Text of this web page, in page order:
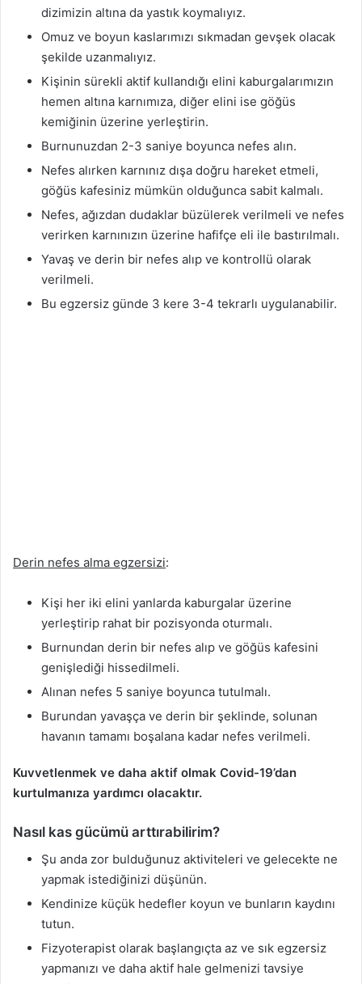
dizimizin altına da yastık koymalıyız.
Omuz ve boyun kaslarımızı sıkmadan gevşek olacak
şekilde uzanmalıyız.
Kişinin sürekli aktif kullandığı elini kaburgalarımızın
hemen altına karnımıza, diğer elini ise göğüs
kemiğinin üzerine yerleştirin.
Burnunuzdan 2-3 saniye boyunca nefes alın.
Nefes alırken karnınız dışa doğru hareket etmeli,
göğüs kafesiniz mümkün olduğunca sabit kalmalı.
Nefes, ağızdan dudaklar büzülerek verilmeli ve nefes
verirken karnınızın üzerine hafifçe eli ile bastırılmalı.
Yavaş ve derin bir nefes alıp ve kontrollü olarak
verilmeli.
Bu egzersiz günde 3 kere 3-4 tekrarlı uygulanabilir.
Derin nefes alma egzersizi:
Kişi her iki elini yanlarda kaburgalar üzerine
yerleştirip rahat bir pozisyonda oturmalı.
Burnundan derin bir nefes alıp ve göğüs kafesini
genişlediği hissedilmeli.
Alınan nefes 5 saniye boyunca tutulmalı.
Burundan yavaşça ve derin bir şeklinde, solunan
havanın tamamı boşalana kadar nefes verilmeli.
Kuvvetlenmek ve daha aktif olmak Covid-19’dan
kurtulmanıza yardımcı olacaktır.
Nasıl kas gücümü arttırabilirim?
Şu anda zor bulduğunuz aktiviteleri ve gelecekte ne
yapmak istediğinizi düşünün.
Kendinize küçük hedefler koyun ve bunların kaydını
tutun.
Fizyoterapist olarak başlangıçta az ve sık egzersiz
yapmanızı ve daha aktif hale gelmenizi tavsiye